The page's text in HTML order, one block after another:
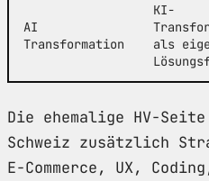
AI
Transformation
KI-
als
Die ehemalige HV-
Schweiz zusätzlich
E-Commerce, UX,